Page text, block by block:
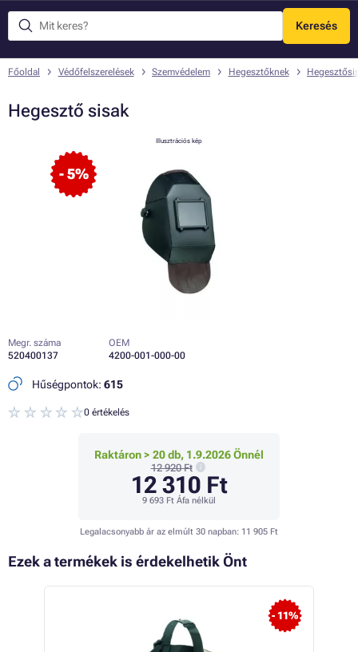
Keresés
Menü
Főoldal Védőfelszerelések Szemvédelem Hegesztőknek
Hegesztő sisak
- 5%
Illusztrációs kép
Megr. száma
520400137
OEM
4200-001-000-00
Hűségpontok: 615
0 értékelés
Raktáron > 20 db, 1.9.2026 Önnél
12 920 Ft
12 310 Ft
9 693 Ft Áfa nélkül
Legalacsonyabb ár az elmúlt 30 napban: 11 905 Ft
Ezek a termékek is érdekelhetik Önt
- 11%